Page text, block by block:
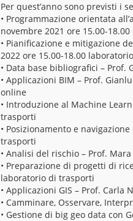
Per quest’anno sono previsti i
• Programmazione orientata
novembre 2021 ore 15.00-
• Pianificazione e mitigazione
2022 ore 15.00-18.00
• Data base bibliografici –
• Applicazioni BIM – Prof.
online
• Introduzione al Machine
trasporti
• Posizionamento e
trasporti
• Analisi del rischio – Prof.
• Preparazione di progetti di
laboratorio di trasporti
• Applicazioni GIS – Prof.
• Camminare, Osservare,
• Gestione di big geo data con